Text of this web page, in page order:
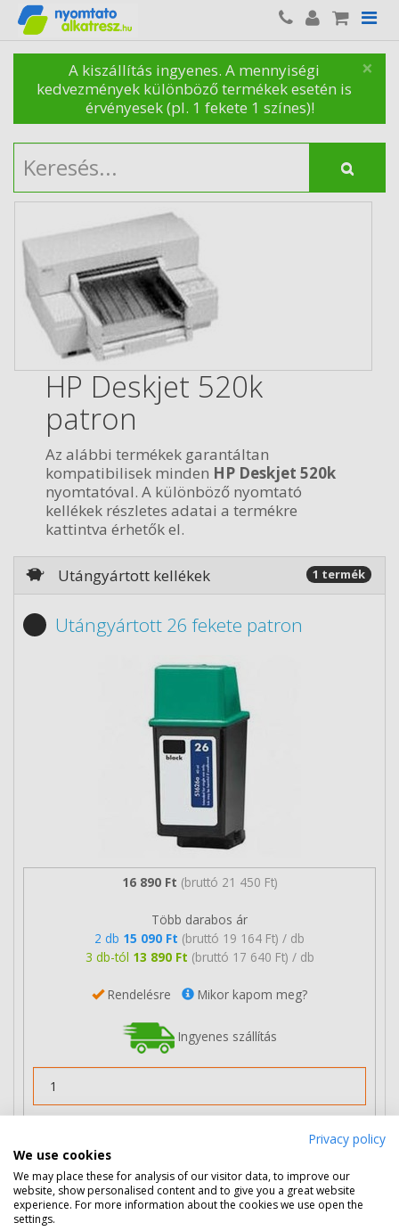
×
A kiszállítás ingyenes. A mennyiségi
kedvezmények különböző termékek esetén is
érvényesek (pl. 1 fekete 1 színes)!
HP Deskjet 520k
patron
Az alábbi termékek garantáltan
kompatibilisek minden HP Deskjet 520k
nyomtatóval. A különböző nyomtató
kellékek részletes adatai a termékre
kattintva érhetők el.
Utángyártott kellékek 1 termék
Utángyártott 26 fekete patron
16 890 Ft (bruttó 21 450 Ft)
Több darabos ár
2 db 15 090 Ft (bruttó 19 164 Ft) / db
3 db-tól 13 890 Ft (bruttó 17 640 Ft) / db
Rendelésre Mikor kapom meg?
Ingyenes szállítás
A nyomtatóhoz a következő kellékanyagok tartoznak:
utángyártott 26 fekete patron.
Privacy policy
We use cookies
We may place these for analysis of our visitor data, to improve our
website, show personalised content and to give you a great website
experience. For more information about the cookies we use open the
settings.